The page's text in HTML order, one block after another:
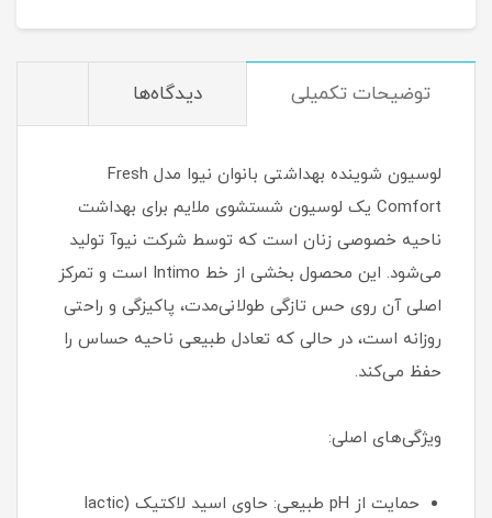
توضیحات تکمیلی دیدگاه‌ها
لوسیون شوینده بهداشتی بانوان نیوا مدل Fresh
Comfort یک لوسیون شستشوی ملایم برای بهداشت
ناحیه خصوصی زنان است که توسط شرکت نیوآ تولید
می‌شود. این محصول بخشی از خط Intimo است و تمرکز
اصلی آن روی حس تازگی طولانی‌مدت، پاکیزگی و راحتی
روزانه است، در حالی که تعادل طبیعی ناحیه حساس را
حفظ می‌کند.
ویژگی‌های اصلی:
حمایت از pH طبیعی: حاوی اسید لاکتیک (lactic